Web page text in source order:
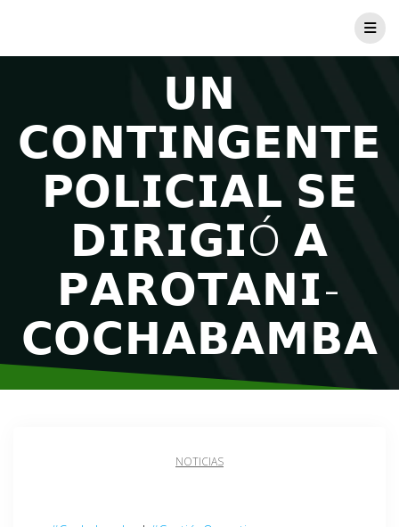
𝗨𝗡
𝗖𝗢𝗡𝗧𝗜𝗡𝗚𝗘𝗡𝗧𝗘
𝗣𝗢𝗟𝗜𝗖𝗜𝗔𝗟 𝗦𝗘
𝗗𝗜𝗥𝗜𝗚𝗜Ó 𝗔
𝗣𝗔𝗥𝗢𝗧𝗔𝗡𝗜-
𝗖𝗢𝗖𝗛𝗔𝗕𝗔𝗠𝗕𝗔
NOTICIAS